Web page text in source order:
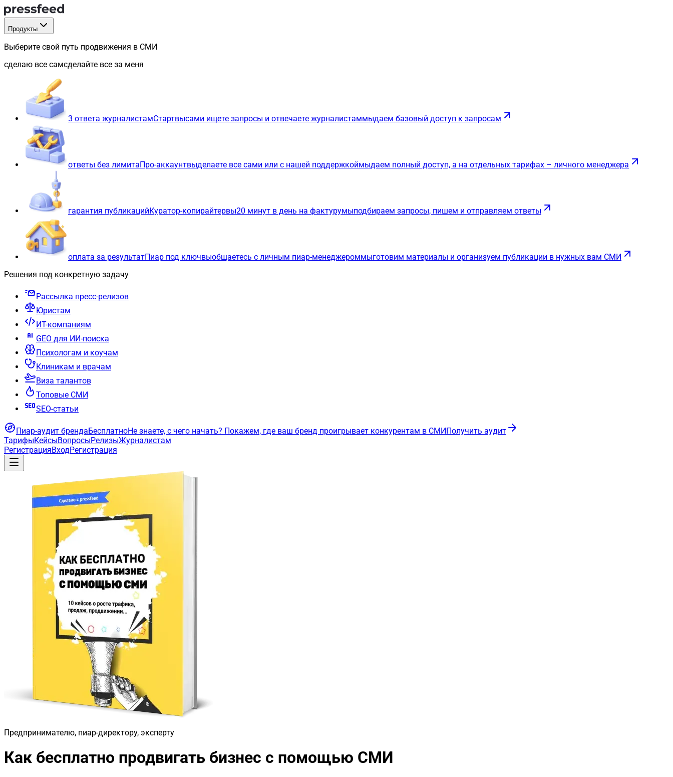
Продукты
Выберите свой путь продвижения в СМИ
сделаю все самсделайте все за меня
3 ответа журналистамСтартвысами ищете запросы и отвечаете журналистаммыдаем базовый доступ к запросам
ответы без лимитаПро-аккаунтвыделаете все сами или с нашей поддержкоймыдаем полный доступ, а на отдельных тарифах – личного менеджера
гарантия публикацийКуратор-копирайтервы20 минут в день на фактурумыподбираем запросы, пишем и отправляем ответы
оплата за результатПиар под ключвыобщаетесь с личным пиар-менеджероммыготовим материалы и организуем публикации в нужных вам СМИ
Решения под конкретную задачу
Рассылка пресс-релизов
Юристам
ИТ-компаниям
GEO для ИИ-поиска
Психологам и коучам
Клиникам и врачам
Виза талантов
Топовые СМИ
SEO-статьи
Пиар-аудит брендаБесплатноНе знаете, с чего начать? Покажем, где ваш бренд проигрывает конкурентам в СМИПолучить аудит
ТарифыКейсыВопросыРелизыЖурналистам
РегистрацияВходРегистрация
Предпринимателю, пиар-директору, эксперту
Как бесплатно продвигать бизнес с помощью СМИ